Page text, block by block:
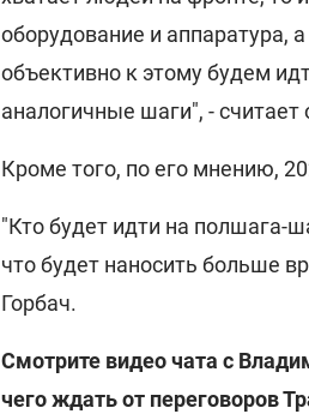
оборудование и аппаратура,
объективно к этому будем
аналогичные шаги", - считает
Кроме того, по его мнению,
"Кто будет идти на полшага-
что будет наносить больше
Горбач.
Смотрите видео чата с
чего ждать от переговоров